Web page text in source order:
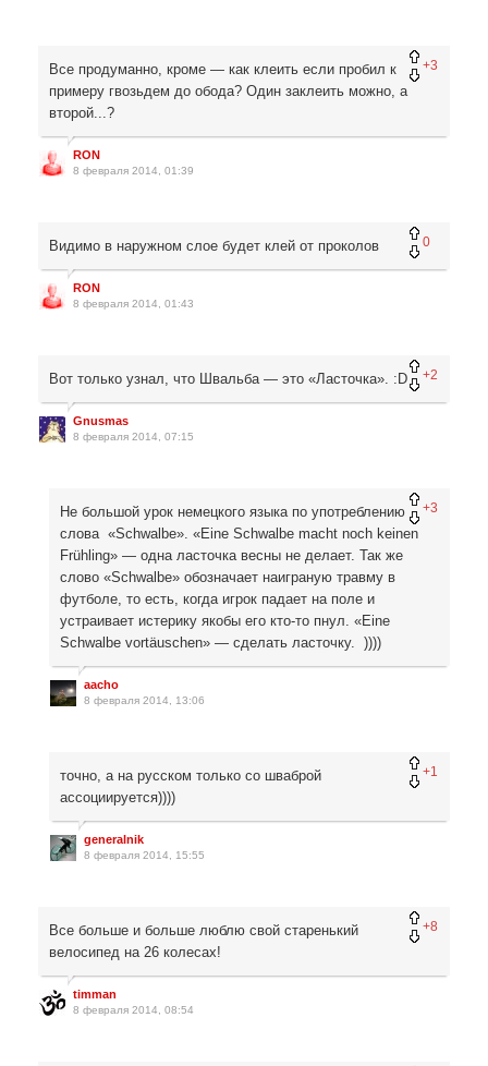
+3
Все продуманно, кроме — как клеить если пробил к
примеру гвозьдем до обода? Один заклеить можно, а
второй...?
RON
8 февраля 2014, 01:39
0
Видимо в наружном слое будет клей от проколов
RON
8 февраля 2014, 01:43
+2
Вот только узнал, что Швальба — это «Ласточка». :D
Gnusmas
8 февраля 2014, 07:15
+3
Не большой урок немецкого языка по употреблению
слова «Schwalbe». «Eine Schwalbe macht noch keinen
Frühling» — одна ласточка весны не делает. Так же
слово «Schwalbe» обозначает наиграную травму в
футболе, то есть, когда игрок падает на поле и
устраивает истерику якобы его кто-то пнул. «Eine
Schwalbe vortäuschen» — сделать ласточку. ))))
aacho
8 февраля 2014, 13:06
+1
точно, а на русском только со шваброй
ассоциируется))))
generalnik
8 февраля 2014, 15:55
+8
Все больше и больше люблю свой старенький
велосипед на 26 колесах!
timman
8 февраля 2014, 08:54